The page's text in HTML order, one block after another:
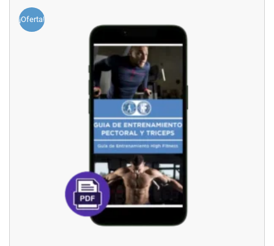
¡Oferta!